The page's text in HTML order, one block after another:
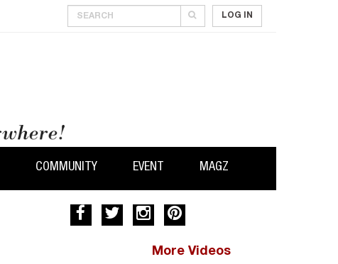
LOG IN
COMMUNITY EVENT MAGZ
More Videos